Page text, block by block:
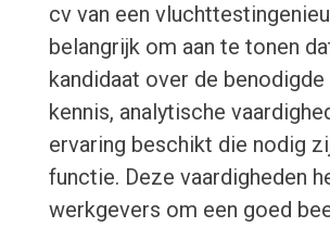
cv van een
belangrijk om aan te tonen
kandidaat over de
kennis, analytische
ervaring beschikt die nodig
functie. Deze vaardigheden
werkgevers om een goed